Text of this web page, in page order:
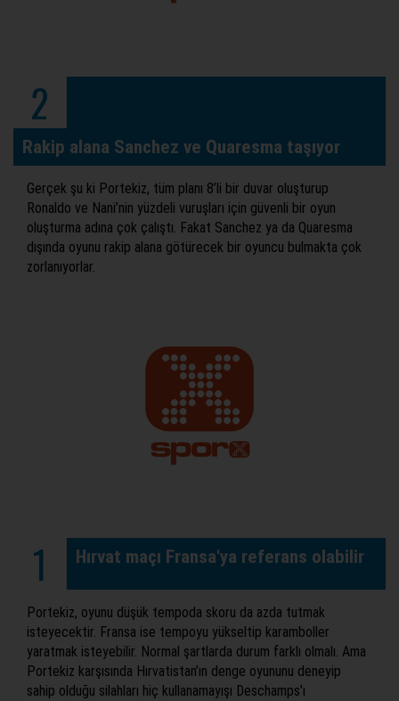
2
Rakip alana Sanchez ve Quaresma taşıyor
Gerçek şu ki Portekiz, tüm planı 8’li bir duvar oluşturup
Ronaldo ve Nani’nin yüzdeli vuruşları için güvenli bir oyun
oluşturma adına çok çalıştı. Fakat Sanchez ya da Quaresma
dışında oyunu rakip alana götürecek bir oyuncu bulmakta çok
zorlanıyorlar.
1 Hırvat maçı Fransa'ya referans olabilir
Portekiz, oyunu düşük tempoda skoru da azda tutmak
isteyecektir. Fransa ise tempoyu yükseltip karamboller
yaratmak isteyebilir. Normal şartlarda durum farklı olmalı. Ama
Portekiz karşısında Hırvatistan’ın denge oyununu deneyip
sahip olduğu silahları hiç kullanamayışı Deschamps’ı